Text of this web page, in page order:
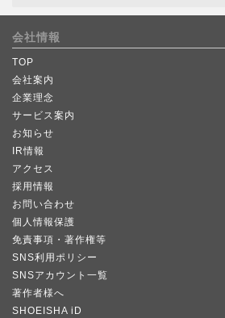
会社情報
TOP
会社案内
企業理念
サービス案内
お知らせ
IR情報
アクセス
採用情報
お問い合わせ
個人情報保護
免責事項・著作権等
SNS利用ポリシー
SNSアカウント一覧
著作者様へ
SHOEISHA iD